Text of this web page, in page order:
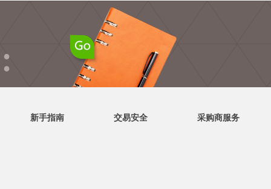
●
●
新手指南 交易安全 采购商服务